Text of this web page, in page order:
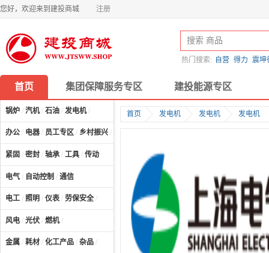
您好，欢迎来到建投商城 注册
热门搜索: 自营 得力 震坤
首页 集团保障服务专区 建投能源专区
锅炉 / 汽机/ 石油 / 发电机/
办公 / 电器 / 员工专区 / 乡村振兴 /
紧固 / 密封 / 轴承 / 工具 / 传动
电气 / 自动控制 / 通信
电工 / 照明 / 仪表 / 劳保安全 /
风电 / 光伏 / 燃机/
金属 / 耗材 / 化工产品 / 杂品 /
首页 发电机 发电机 发电机